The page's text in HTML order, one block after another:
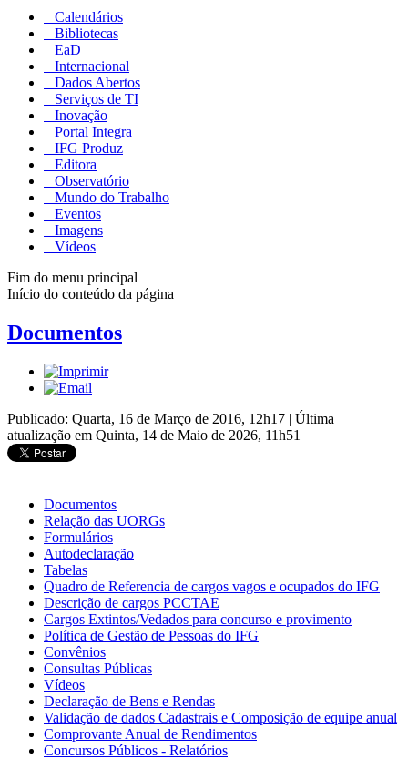
Calendários
Bibliotecas
EaD
Internacional
Dados Abertos
Serviços de TI
Inovação
Portal Integra
IFG Produz
Editora
Observatório
Mundo do Trabalho
Eventos
Imagens
Vídeos
Fim do menu principal
Início do conteúdo da página
Documentos
Publicado: Quarta, 16 de Março de 2016, 12h17 | Última
atualização em Quinta, 14 de Maio de 2026, 11h51
Documentos
Relação das UORGs
Formulários
Autodeclaração
Tabelas
Quadro de Referencia de cargos vagos e ocupados do IFG
Descrição de cargos PCCTAE
Cargos Extintos/Vedados para concurso e provimento
Política de Gestão de Pessoas do IFG
Convênios
Consultas Públicas
Vídeos
Declaração de Bens e Rendas
Validação de dados Cadastrais e Composição de equipe anual
Comprovante Anual de Rendimentos
Concursos Públicos - Relatórios